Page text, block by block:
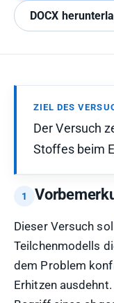
DOCX
ZIEL DES
Der Versuch
Stoffes beim
Dieser Versuch
Teilchenmodells
dem Problem
Erhitzen